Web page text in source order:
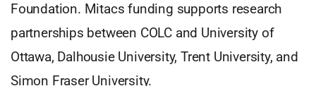
Foundation. Mitacs funding supports research
partnerships between COLC and University of
Ottawa, Dalhousie University, Trent University, and
Simon Fraser University.